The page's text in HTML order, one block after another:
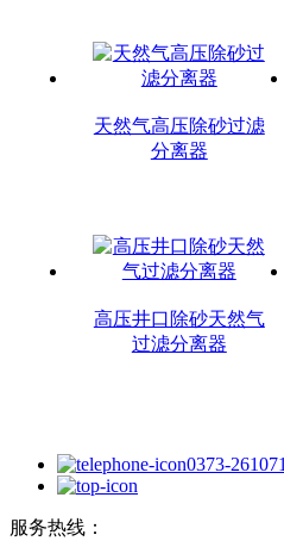
天然气高压除砂过滤
分离器
高压井口除砂天然气
过滤分离器
0373-
服务热线：